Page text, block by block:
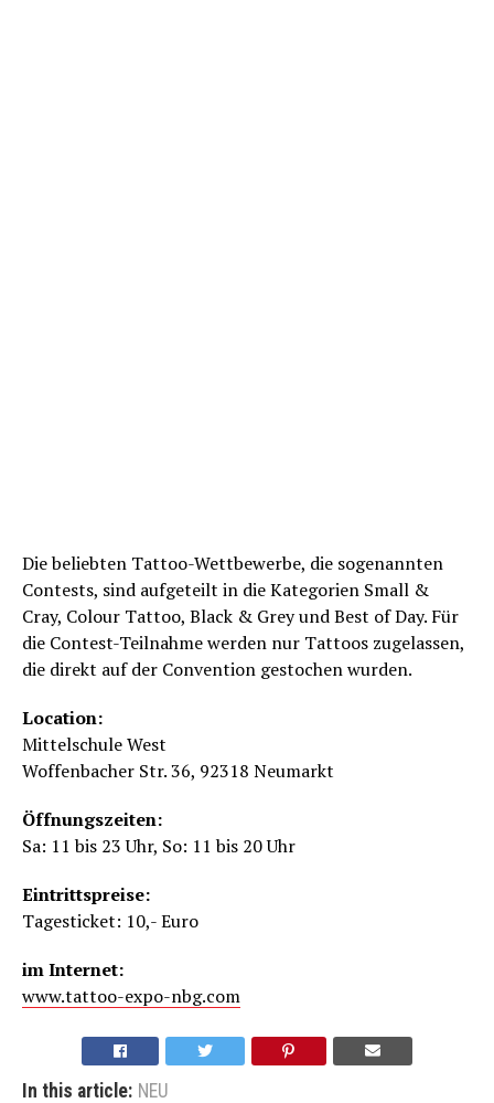
Die beliebten Tattoo-Wettbewerbe, die sogenannten
Contests, sind aufgeteilt in die Kategorien Small &
Cray, Colour Tattoo, Black & Grey und Best of Day. Für
die Contest-Teilnahme werden nur Tattoos zugelassen,
die direkt auf der Convention gestochen wurden.
Location:
Mittelschule West
Woffenbacher Str. 36, 92318 Neumarkt
Öffnungszeiten:
Sa: 11 bis 23 Uhr, So: 11 bis 20 Uhr
Eintrittspreise:
Tagesticket: 10,- Euro
im Internet:
www.tattoo-expo-nbg.com
In this article: NEU